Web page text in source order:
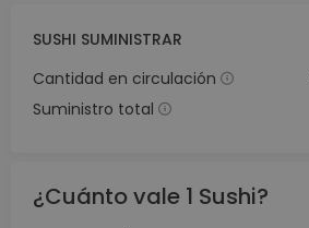
SUSHI SUMINISTRAR
Cantidad en circulación
Suministro total
¿Cuánto vale 1 Sushi?